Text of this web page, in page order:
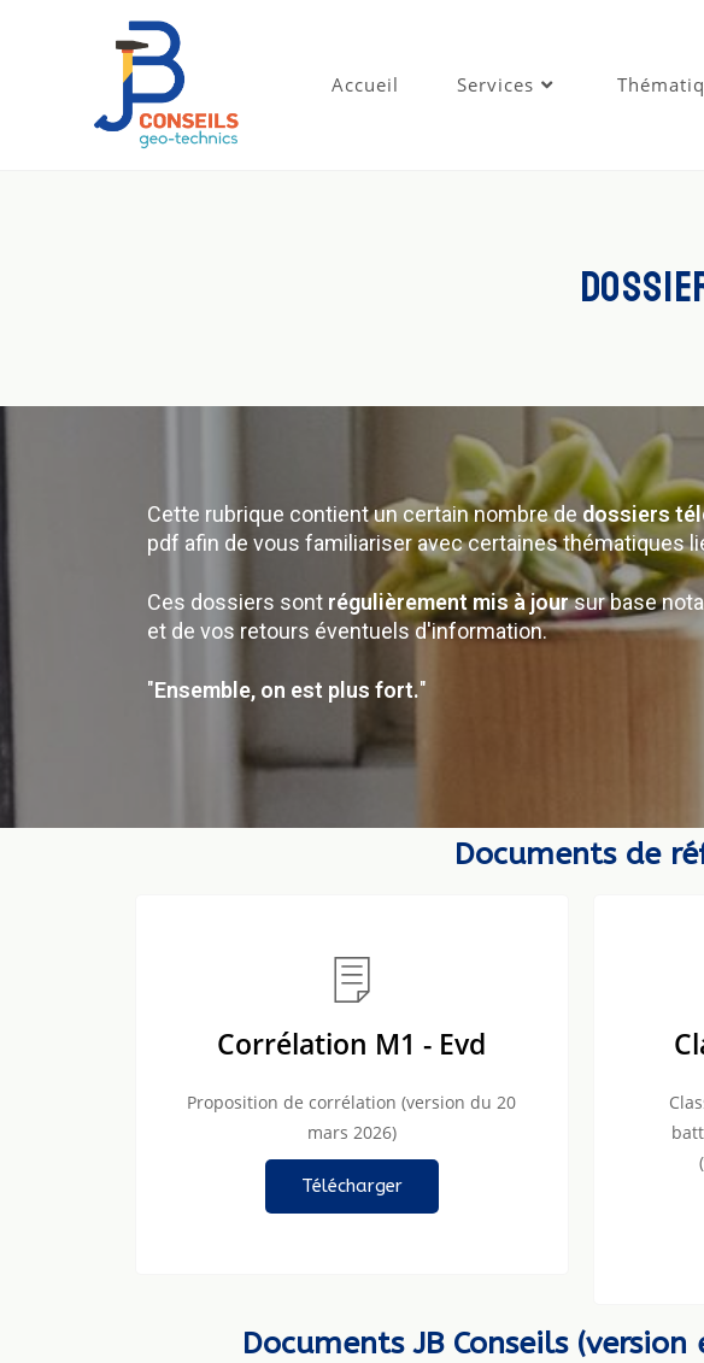
Accueil Services
Cette rubrique contient un certain nombre de dossiers
pdf afin de vous familiariser avec certaines thématiques
Ces dossiers sont régulièrement mis à joursur base
et de vos retours éventuels d'information.
"Ensemble, on est plus fort."
Documents de
Corrélation M1 - Evd
Proposition de corrélation (version du 20
mars 2026)
Télécharger
Documents JB Conseils